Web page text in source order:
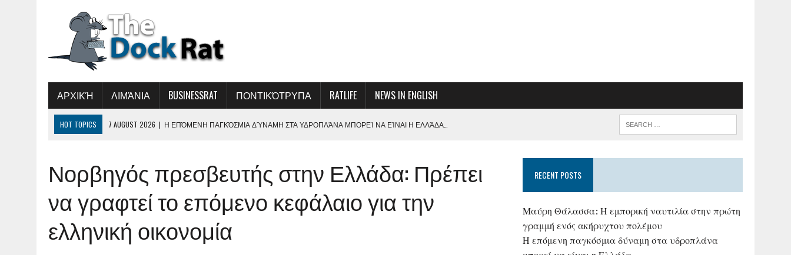
ΑΡΧΙΚΉ ΛΙΜΆΝΙΑ BUSINESSRAT ΠΟΝΤΙΚΌΤΡΥΠΑ RATLIFE NEWS IN ENGLISH
HOT TOPICS 7 AUGUST 2026 | Η ΕΠΌΜΕΝΗ ΠΑΓΚΌΣΜΙΑ ΔΎΝΑΜΗ ΣΤΑ ΥΔΡΟΠΛΆΝΑ ΜΠΟΡΕΊ ΝΑ ΕΊΝΑΙ Η ΕΛΛΆΔΑ…
ΒΕΛΤΊΩΣΗ ΤΗΣ ΕΞΥΠΗΡΈΤΗΣΗΣ
5 AUGUST 2026
ΣΥΝΆΝΤΗΣΗ ΤΟΥ ΔΗΜΉΤΡΗ ΜΑΡΚΌΠΟΥΛΟΥ ΜΕ ΤΗ ΔΙΟΊΚΗΣΗ ΤΗΣ ΟΛΠ Α.Ε.
5 AUGUST 2026 | «ΕΛΛΗΝΙΚΉ ΑΚΤΟΠΛΟΪ́Α 2026-ΏΡΑ ΕΥΘΎΝΗΣ ΚΑΙ ΑΠΟΦΆΣΕΩΝ-ΚΆΛΕΣΜΑ ΓΙΑ ΜΙΑ ΣΥΛΛΟΓΙΚΉ ΠΡΟΣΠΆΘΕΙΑ ΓΙΑ ΤΗ
Ν ΑΝΑΝΈΩΣΗ ΤΟΥ ΑΚΤΟΠΛΟΪΚΟΎ ΣΤΌΛΟΥ»
8 AUGUST 2026 | ΜΑΎΡΗ ΘΆΛΑΣΣΑ: Η ΕΜΠΟΡΙΚΉ ΝΑΥΤΙΛΊΑ ΣΤΗΝ ΠΡΏΤΗ ΓΡΑΜΜΉ ΕΝΌΣ ΑΚΉΡΥΧΤΟΥ ΠΟΛΈΜΟΥ
Νορβηγός πρεσβευτής στην Ελλάδα: Πρέπει
να γραφτεί το επόμενο κεφάλαιο για την
ελληνική οικονομία
RECENT POSTS
Μαύρη Θάλασσα: Η εμπορική ναυτιλία στην πρώτη
γραμμή ενός ακήρυχτου πολέμου
Η επόμενη παγκόσμια δύναμη στα υδροπλάνα